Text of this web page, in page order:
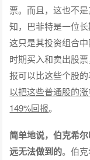
票。而且，这也不
知，巴菲特是一位
这只是其投资组合
时期买入和卖出股
报可以比这些个股
以把这些普通股的
149%回报。
简单地说，伯克希
远无法做到的。伯